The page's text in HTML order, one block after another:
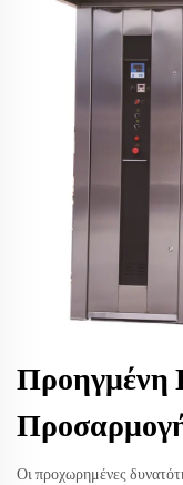
Προηγμένη
Οι προχωρημένες